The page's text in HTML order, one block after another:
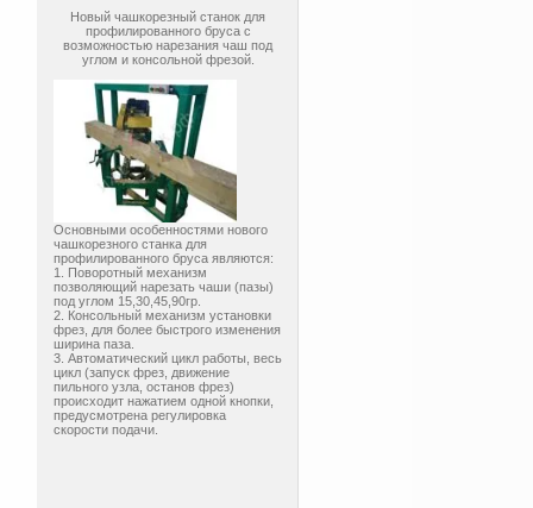
Новый чашкорезный станок для
профилированного бруса с
возможностью нарезания чаш под
углом и консольной фрезой.
Основными особенностями нового
чашкорезного станка для
профилированного бруса являются:
1. Поворотный механизм
позволяющий нарезать чаши (пазы)
под углом 15,30,45,90гр.
2. Консольный механизм установки
фрез, для более быстрого изменения
ширина паза.
3. Автоматический цикл работы, весь
цикл (запуск фрез, движение
пильного узла, останов фрез)
происходит нажатием одной кнопки,
предусмотрена регулировка
скорости подачи.